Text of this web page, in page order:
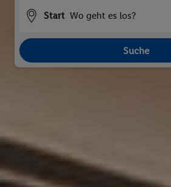
Start Wo geht es los?
Suche